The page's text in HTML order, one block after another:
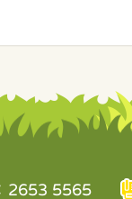
2653 5565